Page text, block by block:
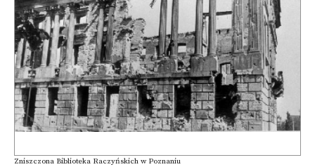
Zniszczona Biblioteka Raczyńskich w Poznaniu